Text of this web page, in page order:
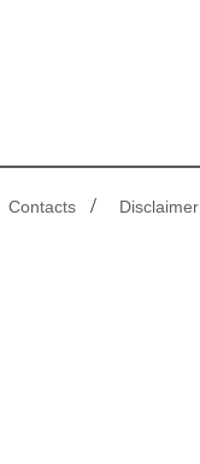
Contacts / Disclaimer